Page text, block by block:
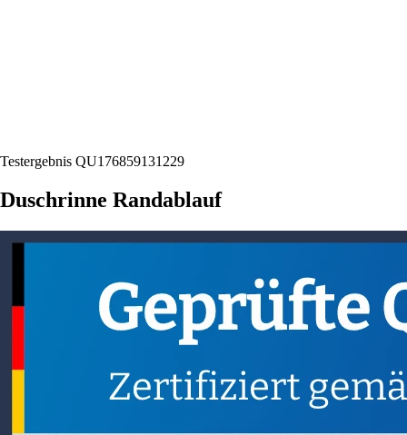
Testergebnis QU176859131229
Duschrinne Randablauf